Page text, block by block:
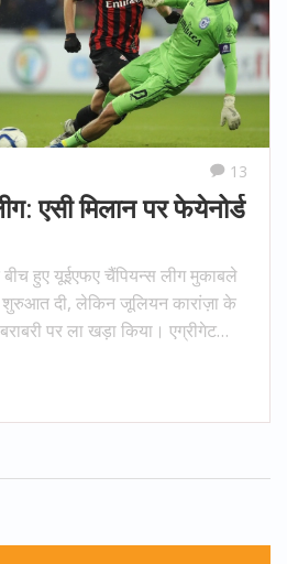
13
एसी मिलान पर फेयेनोर्ड
हुए यूईएफए चैंपियन्स लीग मुकाबले
शुरुआत दी, लेकिन जूलियन कारांज़ा के
पर ला खड़ा किया। एग्रीगेट
फेयेनोर्ड ने सेमीफाइनल के लिए
हर्नांडीज़ का निलंबन खेल का मोड़ बन